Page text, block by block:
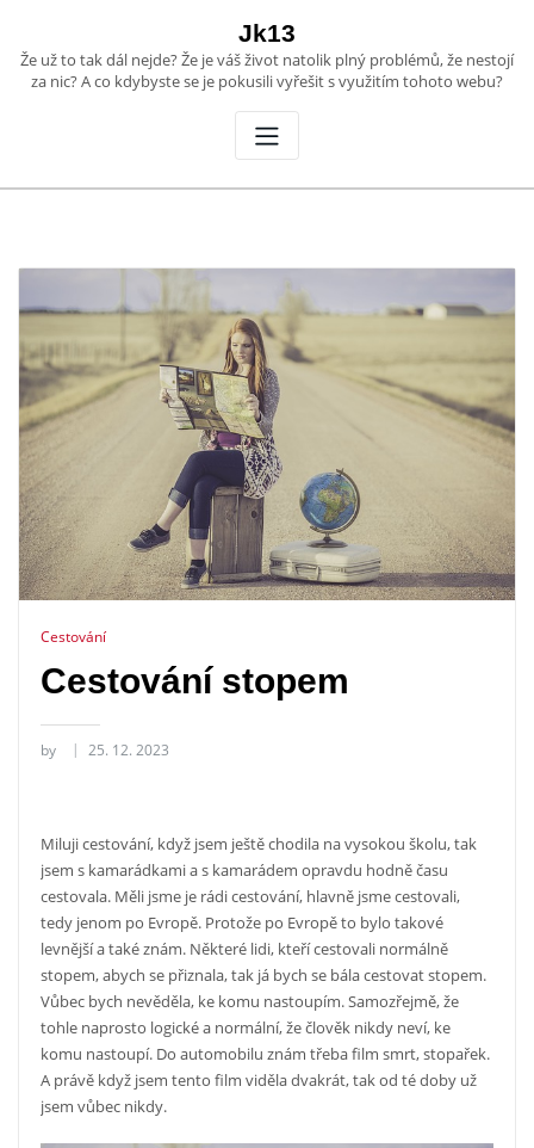
content
Jk13
Že už to tak dál nejde? Že je váš život natolik plný problémů, že nestojí
za nic? A co kdybyste se je pokusili vyřešit s využitím tohoto webu?
Cestování
Cestování stopem
by 25. 12. 2023
Miluji cestování, když jsem ještě chodila na vysokou školu, tak
jsem s kamarádkami a s kamarádem opravdu hodně času
cestovala. Měli jsme je rádi cestování, hlavně jsme cestovali,
tedy jenom po Evropě. Protože po Evropě to bylo takové
levnější a také znám. Některé lidi, kteří cestovali normálně
stopem, abych se přiznala, tak já bych se bála cestovat stopem.
Vůbec bych nevěděla, ke komu nastoupím. Samozřejmě, že
tohle naprosto logické a normální, že člověk nikdy neví, ke
komu nastoupí. Do automobilu znám třeba film smrt, stopařek.
A právě když jsem tento film viděla dvakrát, tak od té doby už
jsem vůbec nikdy.